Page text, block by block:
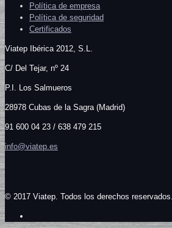
Política de empresa
Política de seguridad
Certificados
Viatep Ibérica 2012, S.L.
C/ Del Tejar, nº 24
P.I. Los Salmueros
28978 Cubas de la Sagra (Madrid)
91 600 04 23 / 638 479 215
info@viatep.es
© 2017 Viatep. Todos los derechos reservados.